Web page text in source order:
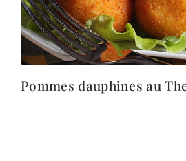
Pommes dauphines au